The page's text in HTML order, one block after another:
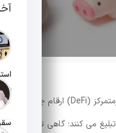
تاریخ
بسیاری از پروتکل های تامین مالی غیرمتمرکز (DeFi) ارقام چشم
یا APY تبلیغ می کنند؛ گاهی تا